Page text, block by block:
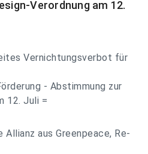
Verordnung am 12.
Vernichtungsverbot für
- Abstimmung zur
12. Juli =
aus Greenpeace, Re-